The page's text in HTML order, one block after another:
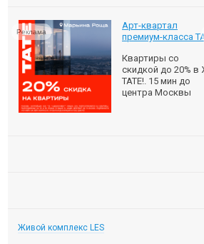
Арт-квартал
премиум-класса
Квартиры со
скидкой до 20% в
ТАТЕ!. 15 мин до
центра Москвы
Реклама
Живой комплекс LES